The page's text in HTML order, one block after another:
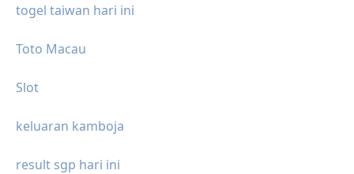
togel taiwan hari ini
Toto Macau
Slot
keluaran kamboja
result sgp hari ini